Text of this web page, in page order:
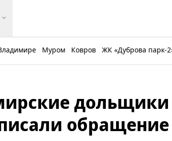
Муром Ковров ЖК «Дуброва парк-